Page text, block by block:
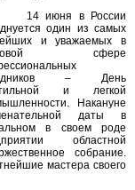
14 июня в России
один из самых
и уважаемых в
сфере
– День
и легкой
Накануне
даты в
в своем роде
областной
собрание.
мастера своего